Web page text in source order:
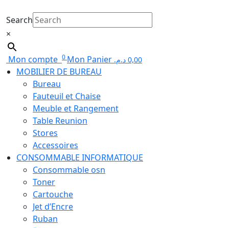
Search
×
Mon compte 0 Mon Panier 0,00 د.م.
MOBILIER DE BUREAU
Bureau
Fauteuil et Chaise
Meuble et Rangement
Table Reunion
Stores
Accessoires
CONSOMMABLE INFORMATIQUE
Consommable osn
Toner
Cartouche
Jet d’Encre
Ruban